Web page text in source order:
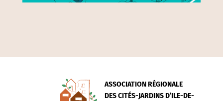
ASSOCIATION RÉGIONALE
DES CITÉS-JARDINS D’ILE-DE-